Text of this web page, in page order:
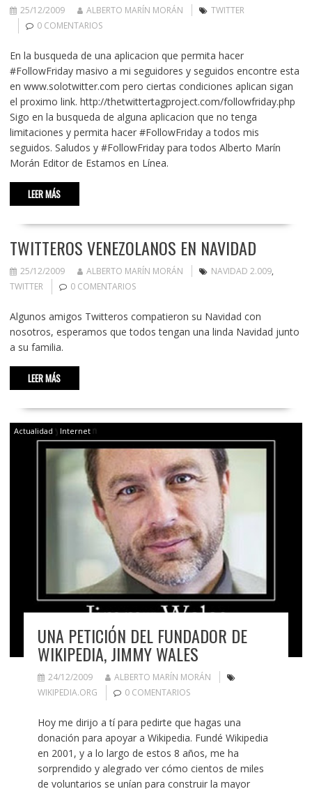
25/12/2009 ALBERTO MARÍN MORÁN
TWITTER
0 COMENTARIOS
En la busqueda de una aplicacion que permita hacer
#FollowFriday masivo a mi seguidores y seguidos encontre esta
en www.solotwitter.com pero ciertas condiciones aplican sigan
el proximo link. http://thetwittertagproject.com/followfriday.php
Sigo en la busqueda de alguna aplicacion que no tenga
limitaciones y permita hacer #FollowFriday a todos mis
seguidos. Saludos y #FollowFriday para todos Alberto Marín
Morán Editor de Estamos en Línea.
LEER MÁS
TWITTEROS VENEZOLANOS EN NAVIDAD
25/12/2009 ALBERTO MARÍN MORÁN NAVIDAD 2.009,
TWITTER
0 COMENTARIOS
Algunos amigos Twitteros compatieron su Navidad con
nosotros, esperamos que todos tengan una linda Navidad junto
a su familia.
LEER MÁS
Actualidad Internet
UNA PETICIÓN DEL FUNDADOR DE
WIKIPEDIA, JIMMY WALES
24/12/2009
ALBERTO MARÍN MORÁN
WIKIPEDIA.ORG
0 COMENTARIOS
Hoy me dirijo a tí para pedirte que hagas una
donación para apoyar a Wikipedia. Fundé Wikipedia
en 2001, y a lo largo de estos 8 años, me ha
sorprendido y alegrado ver cómo cientos de miles
de voluntarios se unían para construir la mayor